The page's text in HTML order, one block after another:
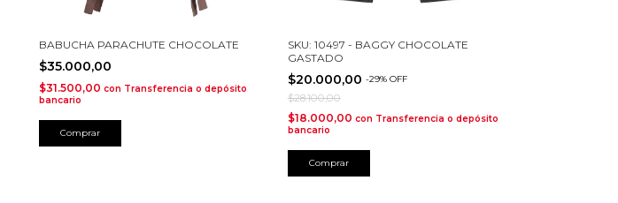
BABUCHA PARACHUTE CHOCOLATE
$35.000,00
$31.500,00 con Transferencia o depósito
bancario
Comprar
SKU: 10497 - BAGGY CHOCOLATE
GASTADO
$20.000,00 -29% OFF
$28.100,00
$18.000,00 con Transferencia o depósito
bancario
Comprar